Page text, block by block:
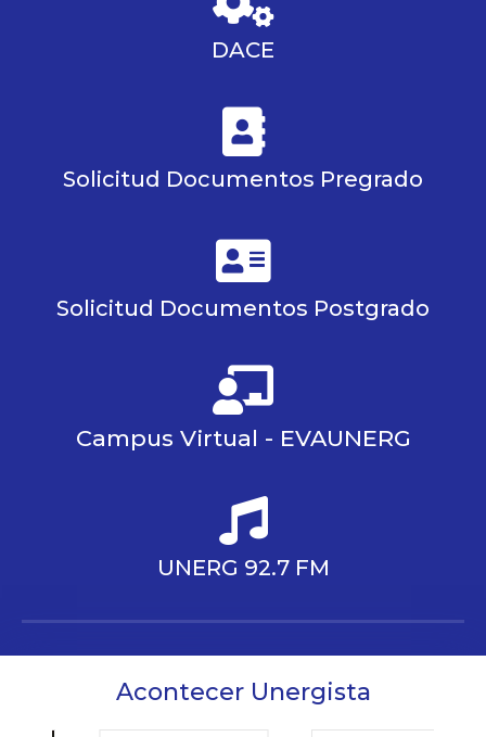
DACE
Solicitud Documentos Pregrado
Solicitud Documentos Postgrado
Campus Virtual - EVAUNERG
UNERG 92.7 FM
Acontecer Unergista